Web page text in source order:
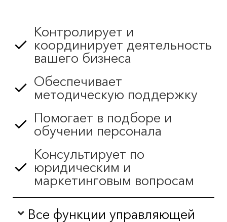
Контролирует и
координирует деятельность
вашего бизнеса
Обеспечивает
методическую поддержку
Помогает в подборе и
обучении персонала
Консультирует по
юридическим и
маркетинговым вопросам
Все функции управляющей